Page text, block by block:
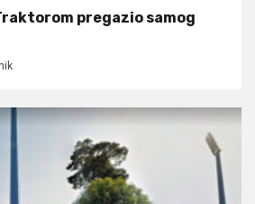
pregazio samog